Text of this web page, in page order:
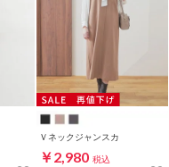
Ｖネックジャンスカ
￥2,980 税込